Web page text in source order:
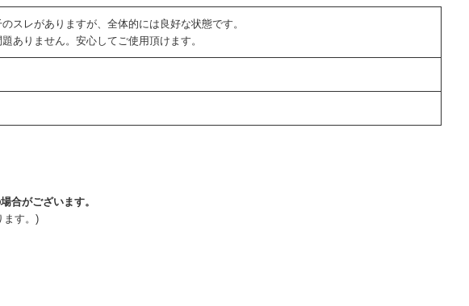
のスレがありますが、全体的には良好な状態です。
ありません。安心してご使用頂けます。
合がございます。
ます。)